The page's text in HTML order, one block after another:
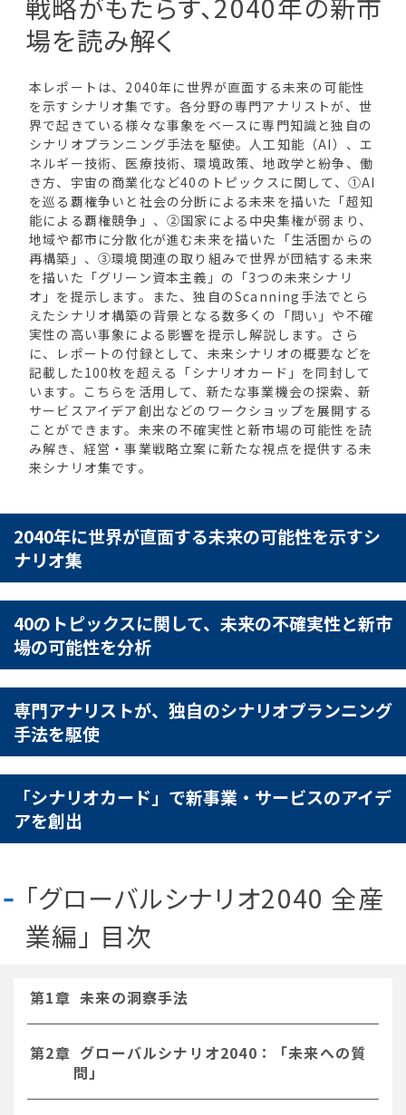
戦略がもたらす、2040年の新市
場を読み解く
本レポートは、2040年に世界が直面する未来の可能性
を示すシナリオ集です。各分野の専門アナリストが、世
界で起きている様々な事象をベースに専門知識と独自の
シナリオプランニング手法を駆使。人工知能（AI）、エ
ネルギー技術、医療技術、環境政策、地政学と紛争、働
き方、宇宙の商業化など40のトピックスに関して、①AI
を巡る覇権争いと社会の分断による未来を描いた「超知
能による覇権競争」、②国家による中央集権が弱まり、
地域や都市に分散化が進む未来を描いた「生活圏からの
再構築」、③環境関連の取り組みで世界が団結する未来
を描いた「グリーン資本主義」の「3つの未来シナリ
オ」を提示します。また、独自のScanning手法でとら
えたシナリオ構築の背景となる数多くの「問い」や不確
実性の高い事象による影響を提示し解説します。さら
に、レポートの付録として、未来シナリオの概要などを
記載した100枚を超える「シナリオカード」を同封して
います。こちらを活用して、新たな事業機会の探索、新
サービスアイデア創出などのワークショップを展開する
ことができます。未来の不確実性と新市場の可能性を読
み解き、経営・事業戦略立案に新たな視点を提供する未
来シナリオ集です。
2040年に世界が直面する未来の可能性を示すシ
ナリオ集
40のトピックスに関して、未来の不確実性と新市
場の可能性を分析
専門アナリストが、独自のシナリオプランニング
手法を駆使
「シナリオカード」で新事業・サービスのアイデ
アを創出
「グローバルシナリオ2040 全産
業編」 目次
第1章 未来の洞察手法
第2章 グローバルシナリオ2040：「未来への質
問」